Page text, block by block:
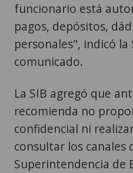
funcionario está
pagos, depósitos,
personales", indicó la
comunicado.
La SIB agregó que
recomienda no
confidencial ni
consultar los canales
Superintendencia de